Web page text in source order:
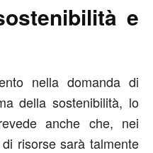
e
nella domanda di
della sostenibilità, lo
anche che, nei
risorse sarà talmente